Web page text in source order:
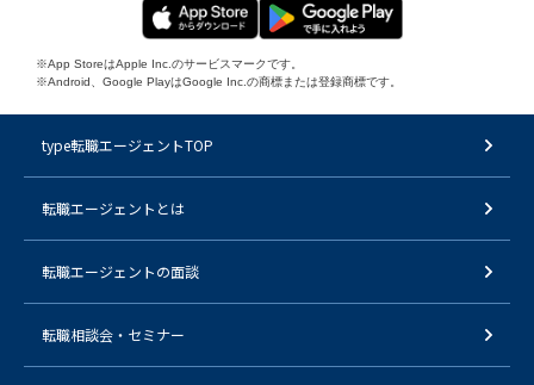
※App StoreはApple Inc.のサービスマークです。
※Android、Google PlayはGoogle Inc.の商標または登録商標です。
type転職エージェントTOP
転職エージェントとは
転職エージェントの面談
転職相談会・セミナー